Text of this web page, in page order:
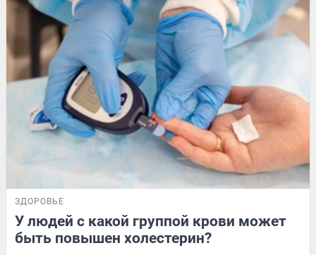
ЗДОРОВЬЕ
У людей с какой группой крови может
быть повышен холестерин?